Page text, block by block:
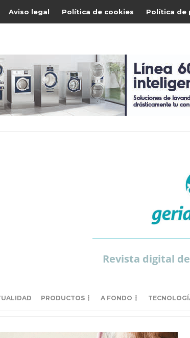
Aviso legal Política de cookies Política de
Revista digital
PRODUCTOS A FONDO